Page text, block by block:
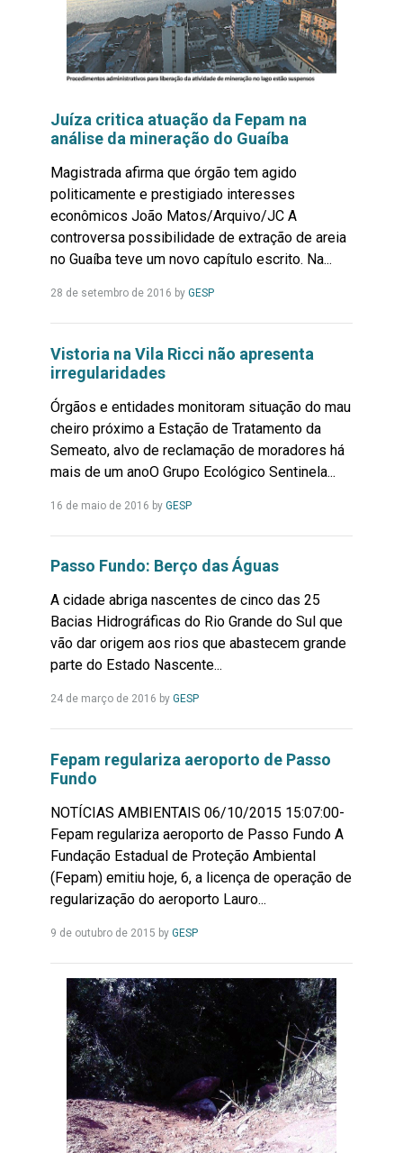
Juíza critica atuação da Fepam na
análise da mineração do Guaíba
Magistrada afirma que órgão tem agido
politicamente e prestigiado interesses
econômicos João Matos/Arquivo/JC A
controversa possibilidade de extração de areia
no Guaíba teve um novo capítulo escrito. Na...
28 de setembro de 2016 by GESPLeia
Vistoria na Vila Ricci não apresenta
irregularidades
Órgãos e entidades monitoram situação do mau
cheiro próximo a Estação de Tratamento da
Semeato, alvo de reclamação de moradores há
mais de um anoO Grupo Ecológico Sentinela...
16 de maio de 2016 by GESPLeia
Passo Fundo: Berço das Águas
A cidade abriga nascentes de cinco das 25
Bacias Hidrográficas do Rio Grande do Sul que
vão dar origem aos rios que abastecem grande
parte do Estado Nascente...
24 de março de 2016 by GESPLeia
Fepam regulariza aeroporto de Passo
Fundo
NOTÍCIAS AMBIENTAIS 06/10/2015 15:07:00-
Fepam regulariza aeroporto de Passo Fundo A
Fundação Estadual de Proteção Ambiental
(Fepam) emitiu hoje, 6, a licença de operação de
regularização do aeroporto Lauro...
9 de outubro de 2015 by GESPLeia